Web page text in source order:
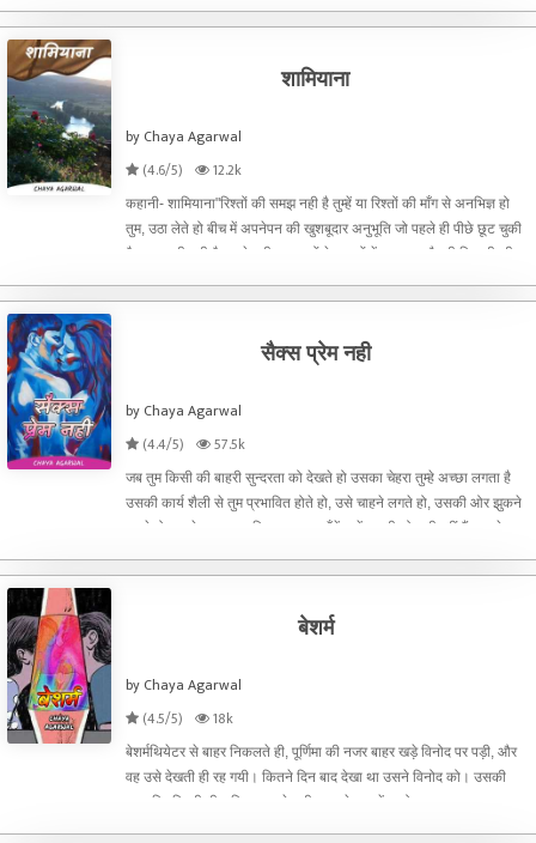
शामियाना
by Chaya Agarwal
(4.6/5)
12.2k
कहानी- शामियाना"रिश्तों की समझ नही है तुम्हें या रिश्तों की माँग से अनभिज्ञ हो
तुम, उठा लेते हो बीच में अपनेपन की खुशबूदार अनुभूति जो पहले ही पीछे छूट चुकी
है या पाट दी गयी है अपने नवीन आयामों के दायरों में। सरपट दौड़ती जिन्दगी की
सैक्स प्रेम नही
by Chaya Agarwal
(4.4/5)
57.5k
जब तुम किसी की बाहरी सुन्दरता को देखते हो उसका चेहरा तुम्हे अच्छा लगता है
उसकी कार्य शैली से तुम प्रभावित होते हो, उसे चाहने लगते हो, उसकी ओर झुकने
लगते हो, उसके गुण, उपलब्धि, महत्वाकाक्षाँयें तुम्हें अपनी ओर खीचतीं हैं, उससे बार-
बेशर्म
by Chaya Agarwal
(4.5/5)
18k
बेशर्मथियेटर से बाहर निकलते ही, पूर्णिमा की नजर बाहर खड़े विनोद पर पड़ी, और
वह उसे देखती ही रह गयी। कितने दिन बाद देखा था उसने विनोद को। उसकी
अनुपस्थिति की टीस फिर मचलने लगी। उसके मन में न तो नफरत का भाव आया